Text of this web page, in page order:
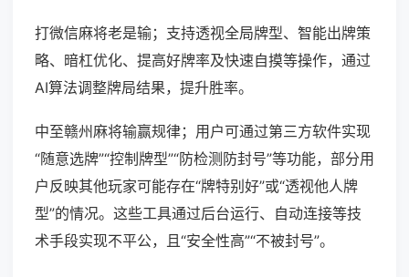
打微信麻将老是输；支持透视全局牌型、智能出牌策
略、暗杠优化、提高好牌率及快速自摸等操作，通过
AI算法调整牌局结果，提升胜率。
中至赣州麻将输赢规律；用户可通过第三方软件实现
“随意选牌”“控制牌型”“防检测防封号”等功能，部分用
户反映其他玩家可能存在“牌特别好”或“透视他人牌
型”的情况。这些工具通过后台运行、自动连接等技
术手段实现不平公，且“安全性高”“不被封号”。